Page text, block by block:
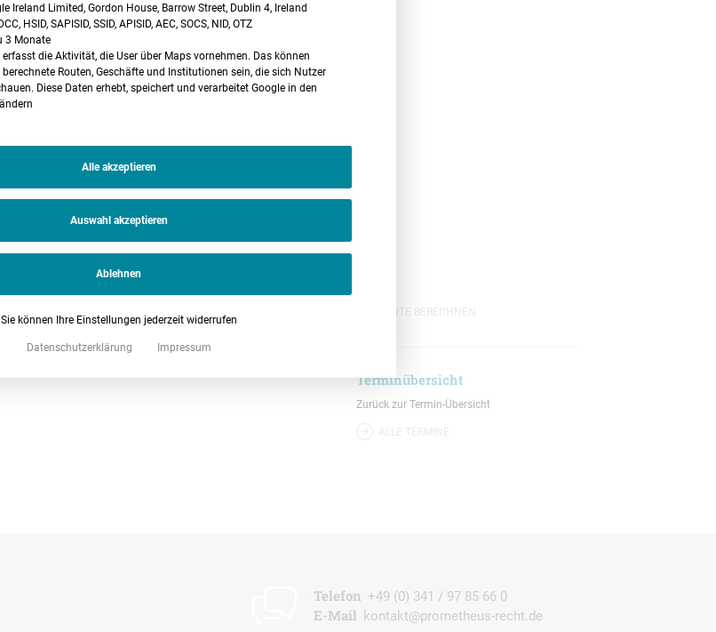
§ 44 Abs.1 Nr.1 BNatSchG
ROUTE BERECHNEN
Terminübersicht
Zurück zur Termin-Übersicht
ALLE TERMINE
b
Telefon +49 (0) 341 / 97 85 66 0
E-Mail kontakt@prometheus-recht.de
Ireland Limited, Gordon House, Barrow Street, Dublin 4, Ireland
HSID, SAPISID, SSID, APISID, AEC, SOCS, NID, OTZ
3 Monate
erfasst die Aktivität, die User über Maps vornehmen. Das können
Routen, Geschäfte und Institutionen sein, die sich Nutzer
Diese Daten erhebt, speichert und verarbeitet Google in den
Alle akzeptieren
Auswahl akzeptieren
Ablehnen
Sie können Ihre Einstellungen jederzeit widerrufen
Datenschutzerklärung Impressum